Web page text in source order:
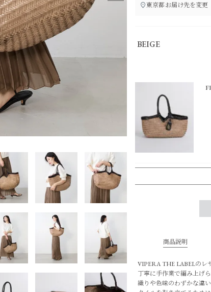
東京都お届け先を変更
BEIGE
商品説明
VIPERA THE LABELのレ
丁寧に手作業で編み上げ
織りや色味のわずかな違